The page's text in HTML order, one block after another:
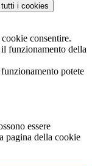
i cookies
consentire.
funzionamento della
potete
essere
pagina della cookie